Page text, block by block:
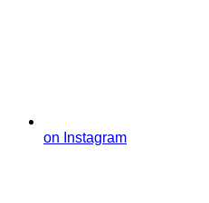
on Instagram